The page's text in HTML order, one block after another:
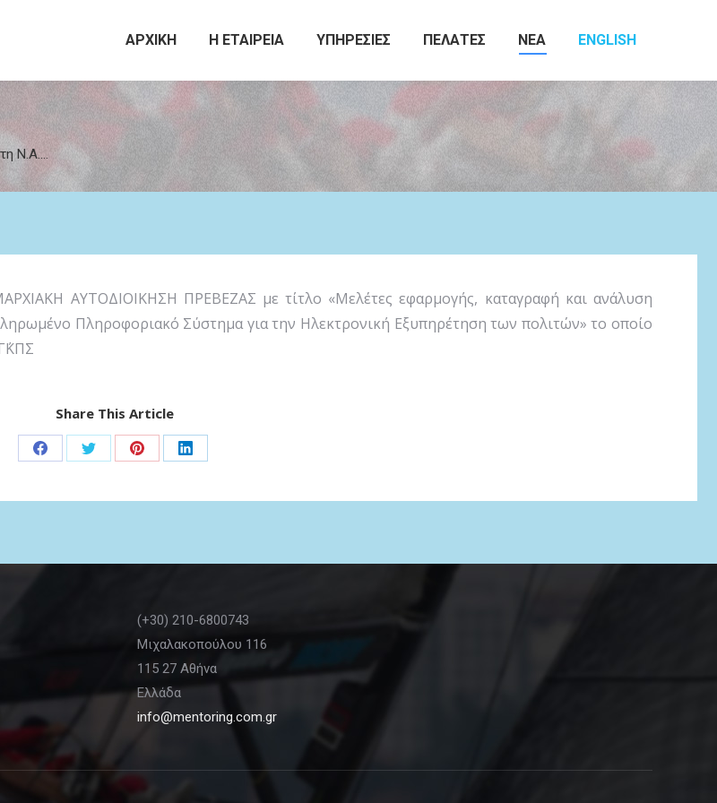
ΑΡΧΙΚΗ Η ΕΤΑΙΡΕΙΑ ΥΠΗΡΕΣΙΕΣ ΠΕΛΑΤΕΣ ΝΕΑ ENGLISH
Ν.Α.…
ΑΥΤΟΔΙΟΙΚΗΣΗ ΠΡΕΒΕΖΑΣ με τίτλο «Μελέτες εφαρμογής, καταγραφή και ανάλυση
Πληροφοριακό Σύστημα για την Ηλεκτρονική Εξυπηρέτηση των πολιτών» το οποίο
Share This Article
Share Share Share Share
(+30) 210-6800743
Μιχαλακοπούλου 116
115 27 Αθήνα
Ελλάδα
info@mentoring.com.gr